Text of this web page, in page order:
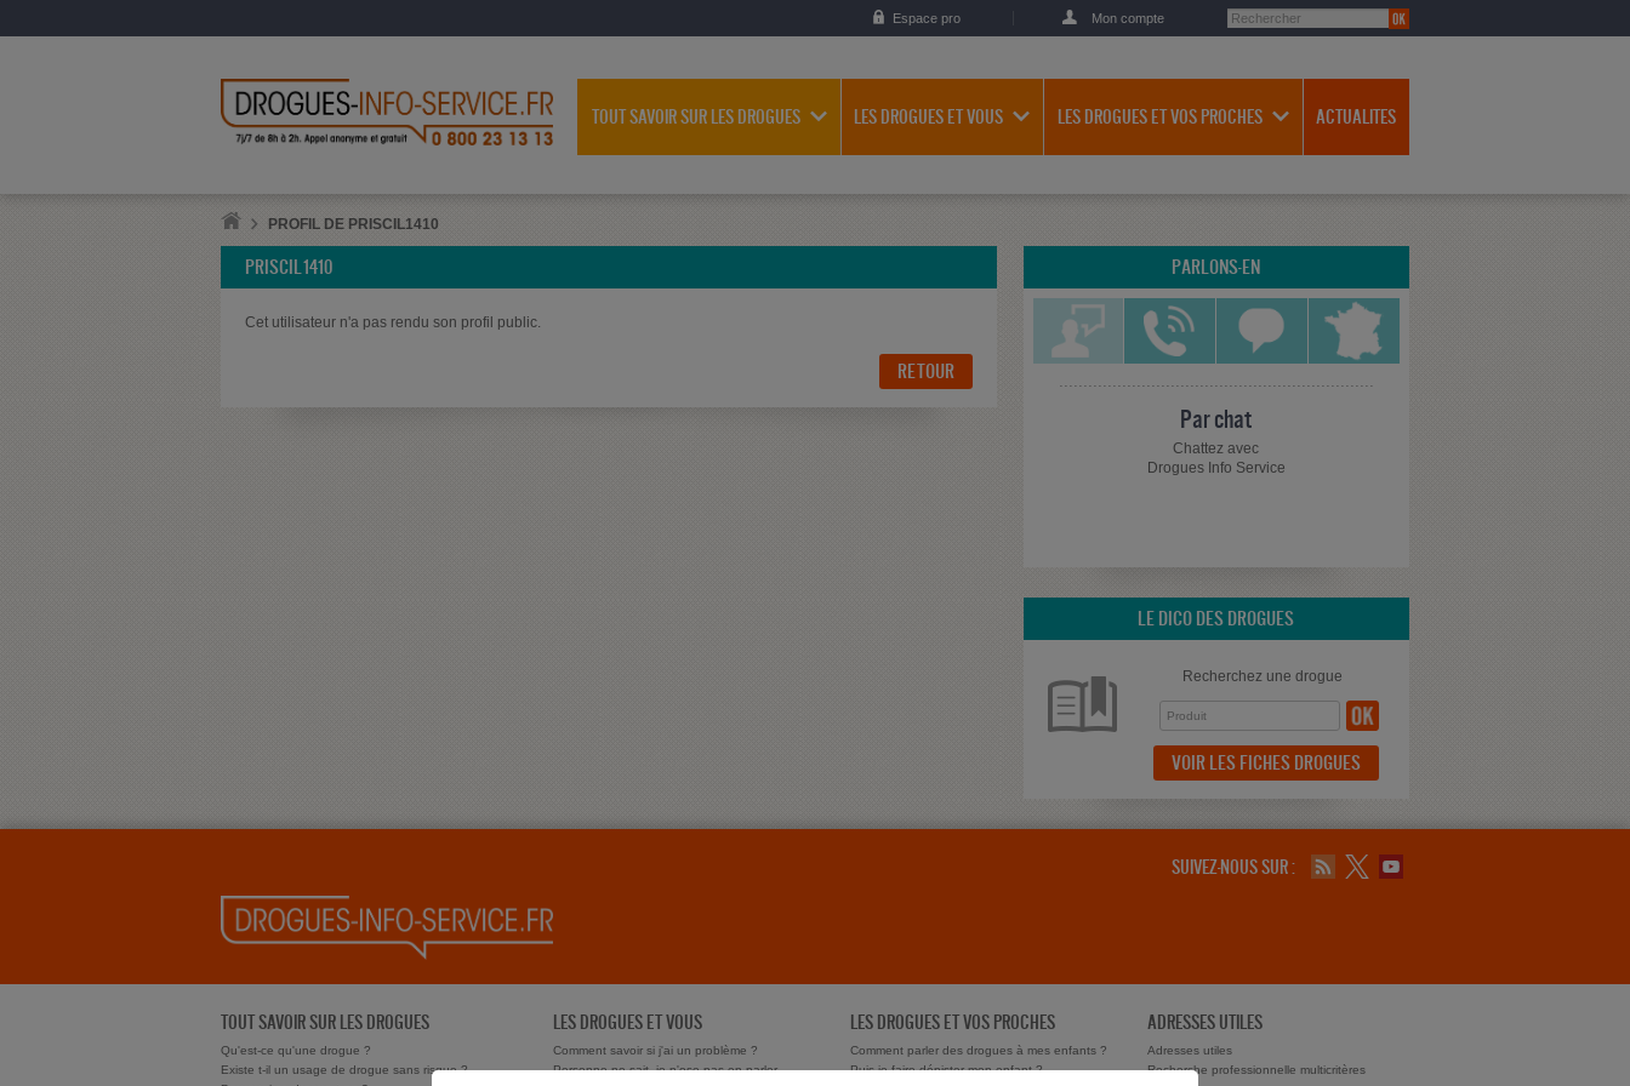
Espace pro Mon compte
TOUT SAVOIR SUR LES DROGUES LES DROGUES ET VOUS LES DROGUES ET VOS PROCHES ACTUALITES
PROFIL DE PRISCIL1410
PRISCIL1410
Cet utilisateur n'a pas rendu son profil public.
RETOUR
PARLONS-EN
Par chat
Chattez avec
Drogues Info Service
LE DICO DES DROGUES
Recherchez une drogue
VOIR LES FICHES DROGUES
SUIVEZ-NOUS SUR :
TOUT SAVOIR SUR LES DROGUES
Qu'est-ce qu'une drogue ?
Existe t-il un usage de drogue sans risque ?
LES DROGUES ET VOUS
Comment savoir si j'ai un problème ?
Personne ne sait, je n'ose pas en parler
LES DROGUES ET VOS PROCHES
Comment parler des drogues à mes enfants ?
Puis-je faire dépister mon enfant ?
ADRESSES UTILES
Adresses utiles
Recherche professionnelle multicritères